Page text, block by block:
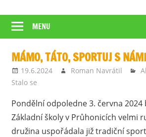
MENU
MÁMO, TÁTO, SPORTUJ S
19.6.2024 Roman Navrátil
Stalo se
Pondělní odpoledne 3. června
Základní školy v Průhonicích velmi
družina uspořádala již tradiční